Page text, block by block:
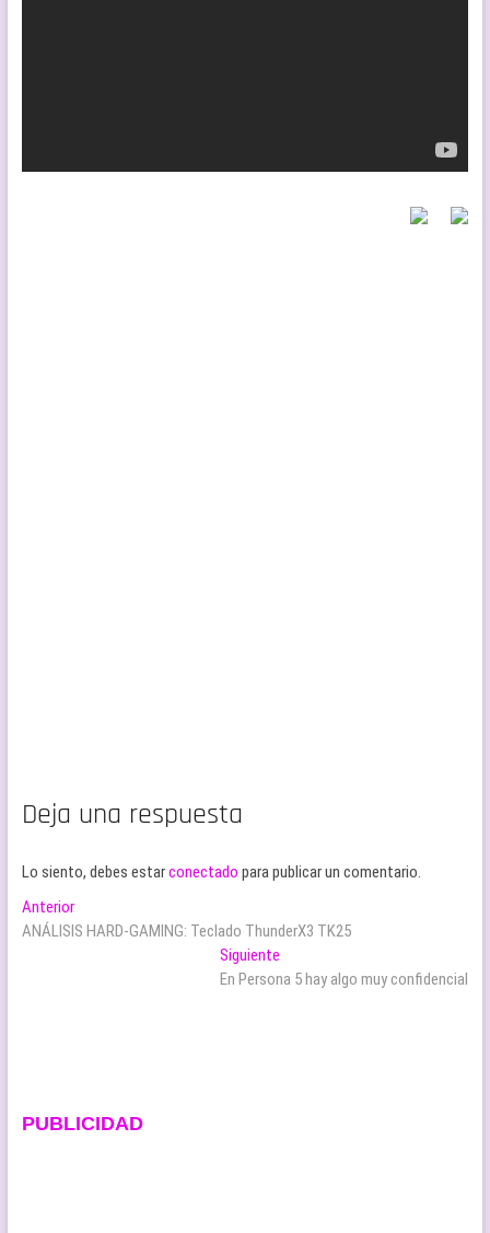
Deja una respuesta
Lo siento, debes estarconectado para publicar un comentario.
Navegación
de
AnteriorEntrada
anterior:
ANÁLISIS HARD-GAMING: Teclado ThunderX3 TK25
Siguiente
siguiente:
En Persona 5 hay algo muy confidencial
PUBLICIDAD